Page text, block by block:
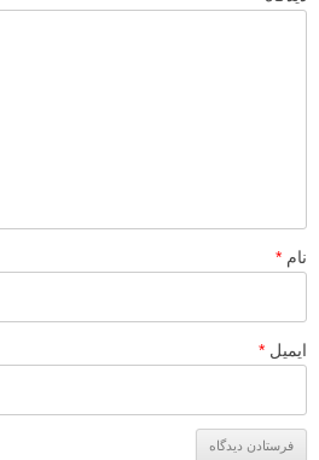
نام *
ایمیل *